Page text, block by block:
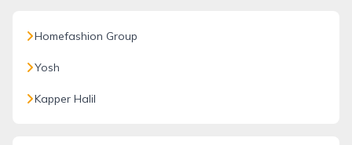
Homefashion Group
Yosh
Kapper Halil